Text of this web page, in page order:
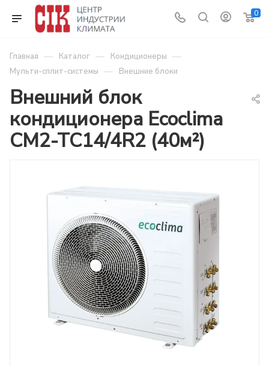
0
Главная — Каталог — Кондиционеры —
Мульти-сплит-системы — Внешние блоки
Внешний блок
кондиционера Ecoclima
CM2-TC14/4R2 (40м²)